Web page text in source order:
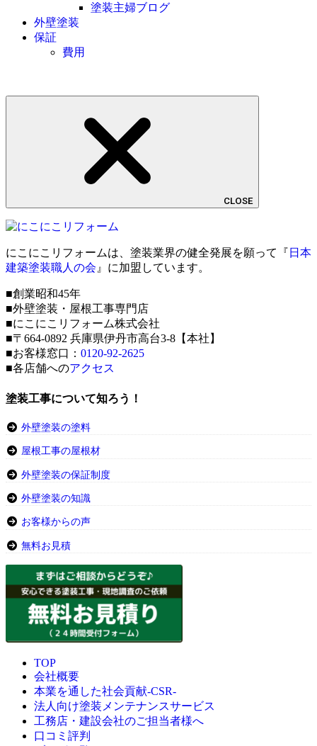
塗装主婦ブログ
外壁塗装
保証
費用
CLOSE
にこにこリフォームは、塗装業界の健全発展を願って『 日本
建築塗装職人の会 』に加盟しています。
■創業昭和45年
■外壁塗装・屋根工事専門店
■にこにこリフォーム株式会社
■〒664-0892 兵庫県伊丹市高台3-8【本社】
■お客様窓口： 0120-92-2625
■各店舗へのアクセス
塗装工事について知ろう！
外壁塗装の塗料
屋根工事の屋根材
外壁塗装の保証制度
外壁塗装の知識
お客様からの声
無料お見積
TOP
会社概要
本業を通した社会貢献-CSR-
法人向け塗装メンテナンスサービス
工務店・建設会社のご担当者様へ
口コミ評判